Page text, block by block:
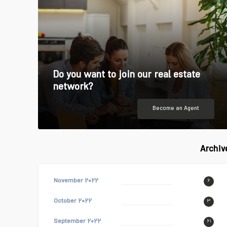
Do you want to join our real estate
network?
Become an Agent
November ۲۰۲۲ ۶
October ۲۰۲۲ ۳
September ۲۰۲۲ ۶۱